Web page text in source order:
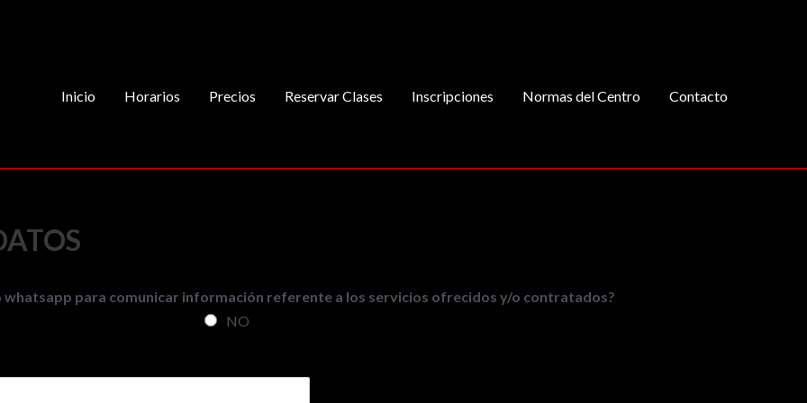
Inicio Horarios Precios Reservar Clases Inscripciones Normas del Centro Contacto
whatsapp para comunicar información referente a los servicios ofrecidos y/o contratados?
NO